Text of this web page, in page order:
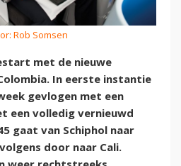
Rob Somsen
met de nieuwe
In eerste instantie
gevlogen met een
een volledig vernieuwd
gaat van Schiphol naar
door naar Cali.